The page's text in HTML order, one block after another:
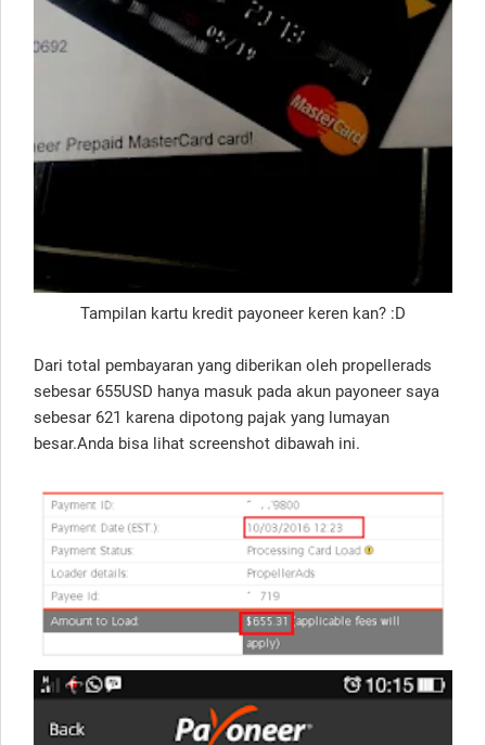
Tampilan kartu kredit payoneer keren kan? :D
Dari total pembayaran yang diberikan oleh propellerads
sebesar 655USD hanya masuk pada akun payoneer saya
sebesar 621 karena dipotong pajak yang lumayan
besar.Anda bisa lihat screenshot dibawah ini.